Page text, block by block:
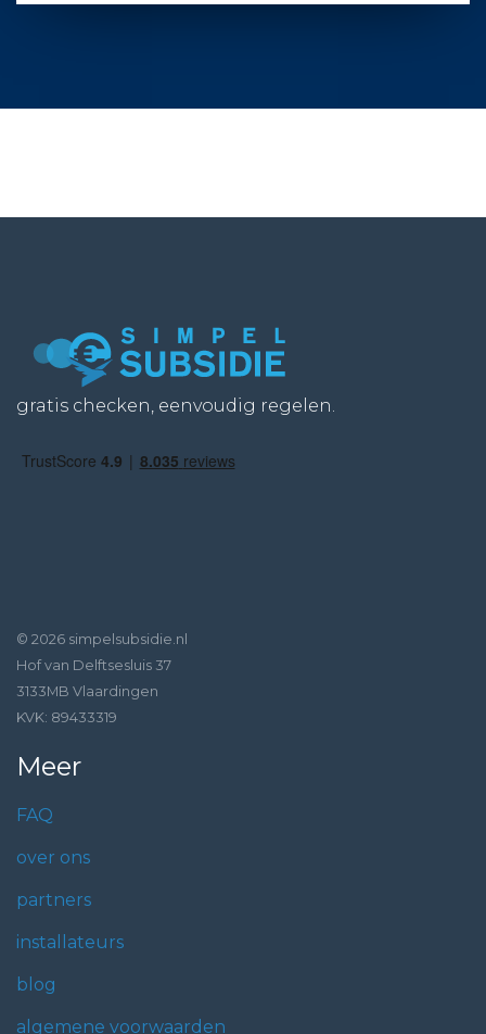
gratis checken, eenvoudig regelen.
© 2026 simpelsubsidie.nl
Hof van Delftsesluis 37
3133MB Vlaardingen
KVK: 89433319
Meer
FAQ
over ons
partners
installateurs
blog
algemene voorwaarden